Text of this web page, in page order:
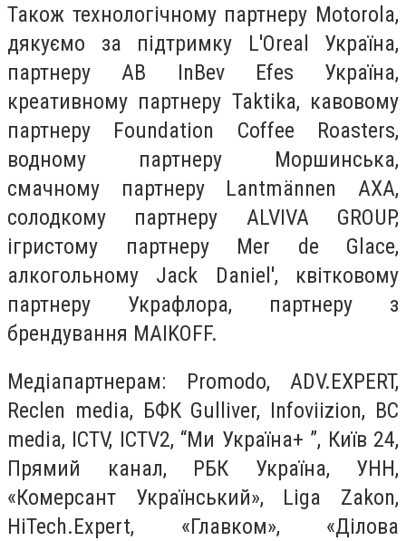
Також технологічному партнеру Motorola,
дякуємо за підтримку L'Oreal Україна,
партнеру AB InBev Efes Україна,
креативному партнеру Taktika, кавовому
партнеру Foundation Coffee Roasters,
водному партнеру Моршинська,
смачному партнеру Lantmännen AХА,
солодкому партнеру ALVIVA GROUP,
ігристому партнеру Mer de Glace,
алкогольному Jack Daniel', квітковому
партнеру Украфлора, партнеру з
брендування MAIKOFF.
Медіапартнерам: Promodo, ADV.EXPERT,
Reclen media, БФК Gulliver, Infoviizion, BC
media, ICTV, ICTV2, “Ми Україна+ ”, Київ 24,
Прямий канал, РБК Україна, УНН,
«Комерсант Український», Liga Zakon,
HiTech.Expert, «Главком», «Ділова